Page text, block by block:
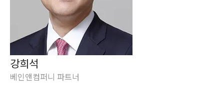
강희석
베인앤컴퍼니 파트너